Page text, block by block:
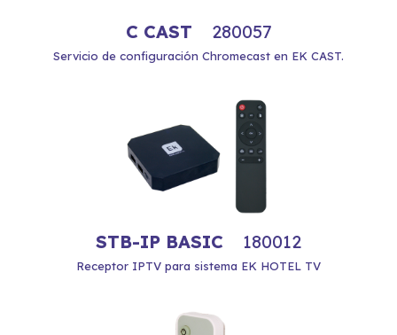
C CAST 280057
Servicio de configuración Chromecast en EK CAST.
STB-IP BASIC 180012
Receptor IPTV para sistema EK HOTEL TV